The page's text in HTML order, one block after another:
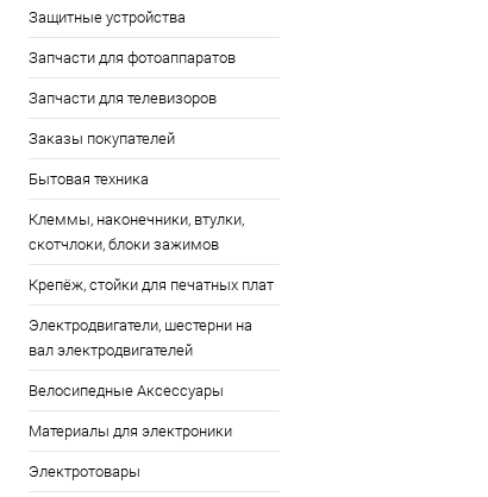
Защитные устройства
Запчасти для фотоаппаратов
Запчасти для телевизоров
Заказы покупателей
Бытовая техника
Клеммы, наконечники, втулки,
скотчлоки, блоки зажимов
Крепёж, стойки для печатных плат
Электродвигатели, шестерни на
вал электродвигателей
Велосипедные Аксессуары
Материалы для электроники
Электротовары